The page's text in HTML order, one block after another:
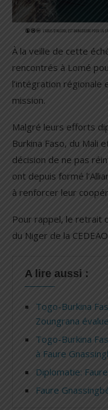
À la veille de cette
rencontrés à Lomé
l’intégration
mission.
Malgré leurs efforts
Burkina Faso, du Mali
décision de ne pas
ont depuis formé
à renforcer leur
Pour rappel, le retrait
du Niger de la
A lire aussi :
Togo-Burkina
Zoungrana
Togo-Burkina
à Faure
Diplomatie:
Faure